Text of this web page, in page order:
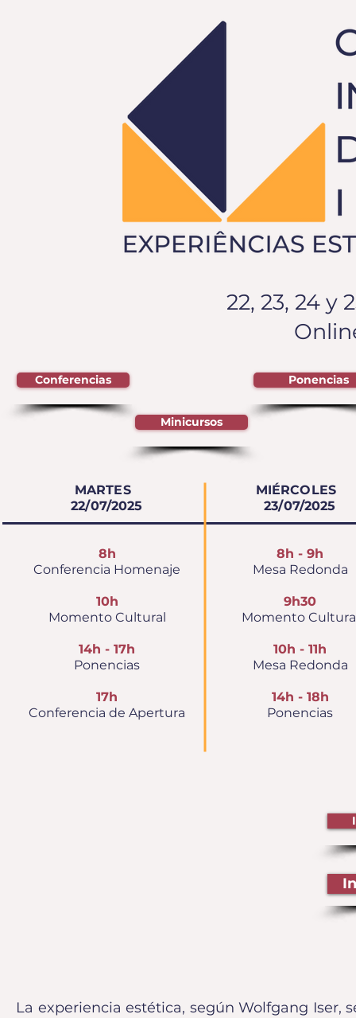
22, 23, 24 y
Conferencias Ponencias
Minicursos
MARTES
22/07/2025
8h
Conferencia Homenaje
10h
Momento Cultural
14h - 17h
Ponencias
17h
Conferencia de Apertura
MIÉRCOLES
23/07/2025
8h - 9h
Mesa Redonda
9h30
Momento
10h - 11h
Mesa Redonda
14h - 18h
Ponencias
La experiencia estética, según Wolfgang